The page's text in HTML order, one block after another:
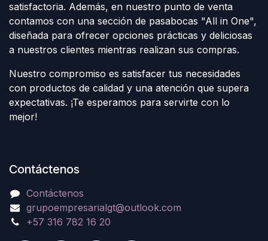
satisfactoria. Además, en nuestro punto de venta
contamos con una sección de pasabocas "All in One",
diseñada para ofrecer opciones prácticas y deliciosas
a nuestros clientes mientras realizan sus compras.
Nuestro compromiso es satisfacer tus necesidades
con productos de calidad y una atención que supera
expectativas. ¡Te esperamos para servirte con lo
mejor!
Contáctenos
Contáctenos
grupoempresarialgt@outlook.com
+57 316 782 16 20